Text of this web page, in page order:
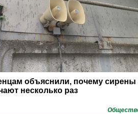
объяснили, почему сирены
несколько раз